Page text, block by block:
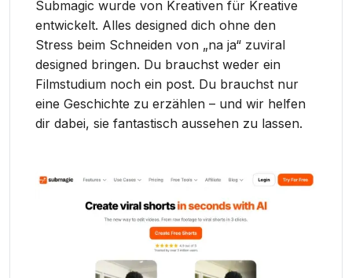
Submagic wurde von Kreativen für Kreative
entwickelt. Alles designed dich ohne den
Stress beim Schneiden von „na ja“ zuviral
designed bringen. Du brauchst weder ein
Filmstudium noch ein post. Du brauchst nur
eine Geschichte zu erzählen – und wir helfen
dir dabei, sie fantastisch aussehen zu lassen.